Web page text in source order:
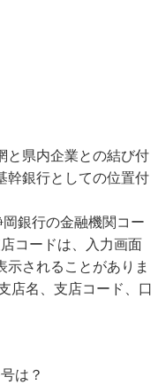
と県内企業との結び付
幹銀行としての位置付
銀行の金融機関コー
コードは、入力画面
示されることがありま
店名、支店コード、口
は？